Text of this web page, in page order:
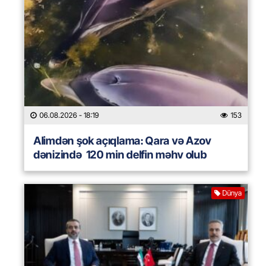
06.08.2026 - 18:19 153
Alimdən şok açıqlama: Qara və Azov
dənizində 120 min delfin məhv olub
Dünya